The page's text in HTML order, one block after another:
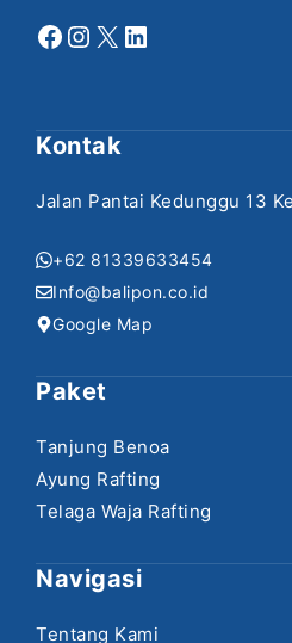
Facebook
Instagram
X LinkedIn
Kontak
Jalan Pantai Kedunggu 13
+62 81339633454
Info@balipon.co.id
Google Map
Paket
Tanjung Benoa
Ayung Rafting
Telaga Waja Rafting
Navigasi
Tentang Kami